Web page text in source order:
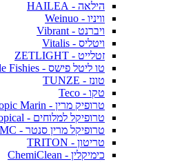
הילאה - HAILEA
וויניו - Weinuo
ויברנט - Vibrant
ויטליס - Vitalis
זטלייט - ZETLIGHT
טו ליטל פישס - Two Little Fishies
טונז - TUNZE
טקו - Teco
טרופיק מרין - Tropic Marin
טרופיקל למלוחים - Tropical
טרופיקל מרין סנטר - TMC
טריטון - TRITON
כימיקלין - ChemiClean